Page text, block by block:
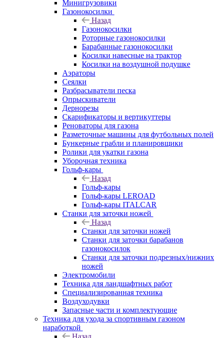
Минигрузовики
Газонокосилки
Назад
Газонокосилки
Роторные газонокосилки
Барабанные газонокосилки
Косилки навесные на трактор
Косилки на воздушной подушке
Аэраторы
Сеялки
Разбрасыватели песка
Опрыскиватели
Дернорезы
Скарификаторы и вертикуттеры
Реноваторы для газона
Разметочные машины для футбольных полей
Бункерные грабли и планировщики
Ролики для укатки газона
Уборочная техника
Гольф-кары
Назад
Гольф-кары
Гольф-кары LEROAD
Гольф-кары ITALCAR
Станки для заточки ножей
Назад
Станки для заточки ножей
Станки для заточки барабанов
газонокосилок
Станки для заточки подрезных/нижних
ножей
Электромобили
Техника для ландшафтных работ
Специализированная техника
Воздуходувки
Запасные части и комплектующие
Техника для ухода за спортивным газоном
наработкой
Назад